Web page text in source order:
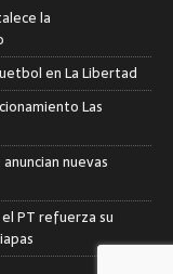
la
en La Libertad
Las
nuevas
PT refuerza su